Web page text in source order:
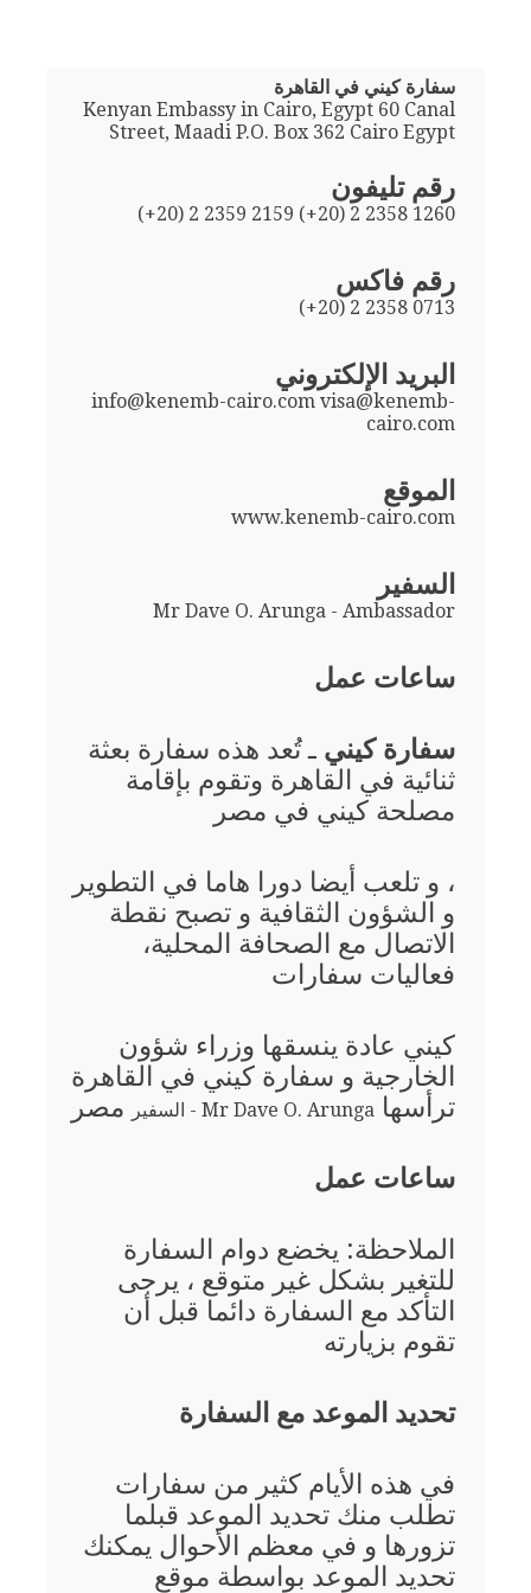
سفارة كيني في القاهرة
Kenyan Embassy in Cairo, Egypt 60 Canal
Street, Maadi P.O. Box 362 Cairo Egypt
رقم تليفون
(+20) 2 2359 2159 (+20) 2 2358 1260
رقم فاكس
(+20) 2 2358 0713
البريد الإلكتروني
info@kenemb-cairo.com visa@kenemb-
cairo.com
الموقع
www.kenemb-cairo.com
السفير
Mr Dave O. Arunga - Ambassador
ساعات عمل
سفارة كيني ـ تُعد هذه سفارة بعثة
ثنائية في القاهرة وتقوم بإقامة
مصلحة كيني في مصر
، و تلعب أيضا دورا هاما في التطوير
و الشؤون الثقافية و تصبح نقطة
الاتصال مع الصحافة المحلية،
فعاليات سفارات
كيني عادة ينسقها وزراء شؤون
الخارجية و سفارة كيني في القاهرة
ترأسها Mr Dave O. Arunga - السفير مصر
ساعات عمل
الملاحظة: يخضع دوام السفارة
للتغير بشكل غير متوقع ، يرجى
التأكد مع السفارة دائما قبل أن
تقوم بزيارته
تحديد الموعد مع السفارة
في هذه الأيام كثير من سفارات
تطلب منك تحديد الموعد قبلما
تزورها و في معظم الأحوال يمكنك
تحديد الموعد بواسطة موقع